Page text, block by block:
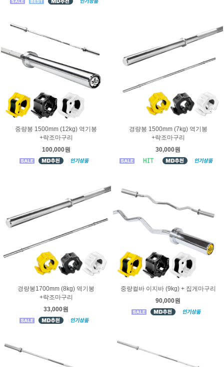
중량봉 1500mm (12kg) 역기봉
+락조마구리
100,000원
경량봉 1500mm (7kg) 역기봉
+락조마구리
30,000원
경량봉1700mm (8kg) 역기봉
+락조마구리
33,000원
중량컬바 이지바 (9kg) + 집게마구리
90,000원